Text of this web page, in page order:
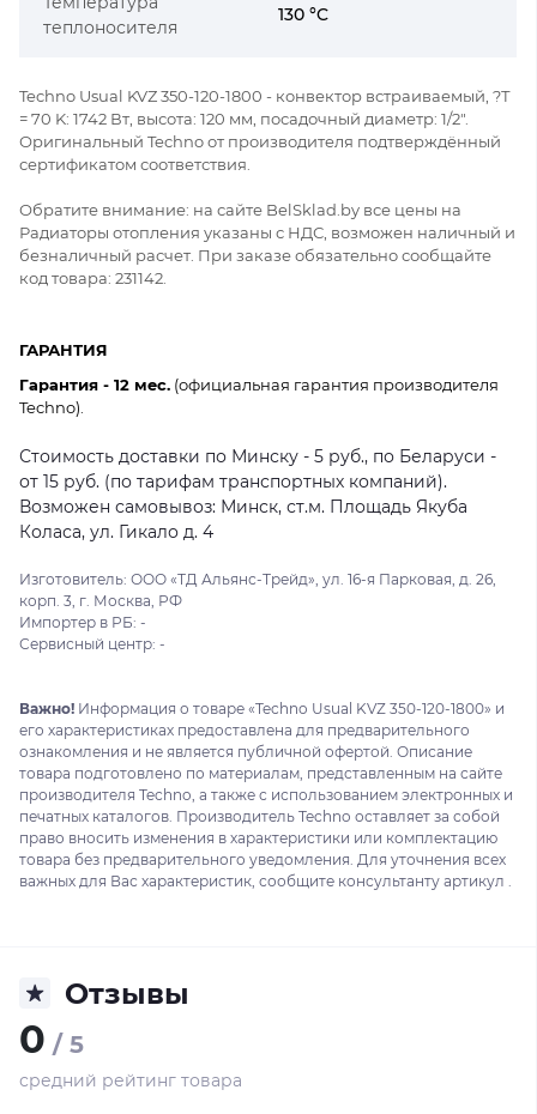
теплоносителя
130 °C
Techno Usual KVZ 350-120-1800 - конвектор встраиваемый, ?Т
= 70 K: 1742 Вт, высота: 120 мм, посадочный диаметр: 1/2".
Оригинальный Techno от производителя подтверждённый
сертификатом соответствия.
Обратите внимание: на сайте BelSklad.by все цены на
Радиаторы отопления указаны с НДС, возможен наличный и
безналичный расчет. При заказе обязательно сообщайте
код товара: 231142.
ГАРАНТИЯ
Гарантия - 12 мес. (официальная гарантия производителя
Techno).
Стоимость доставки по Минску - 5 руб., по Беларуси -
от 15 руб. (по тарифам транспортных компаний).
Возможен самовывоз: Минск, ст.м. Площадь Якуба
Коласа, ул. Гикало д. 4
Изготовитель: ООО «ТД Альянс-Трейд», ул. 16-я Парковая, д. 26,
корп. 3, г. Москва, РФ
Импортер в РБ: -
Сервисный центр: -
Важно! Информация о товаре «Techno Usual KVZ 350-120-1800» и
его характеристиках предоставлена для предварительного
ознакомления и не является публичной офертой. Описание
товара подготовлено по материалам, представленным на сайте
производителя Techno, а также с использованием электронных и
печатных каталогов. Производитель Techno оставляет за собой
право вносить изменения в характеристики или комплектацию
товара без предварительного уведомления. Для уточнения всех
важных для Вас характеристик, сообщите консультанту артикул .
Отзывы
0 / 5
средний рейтинг товара